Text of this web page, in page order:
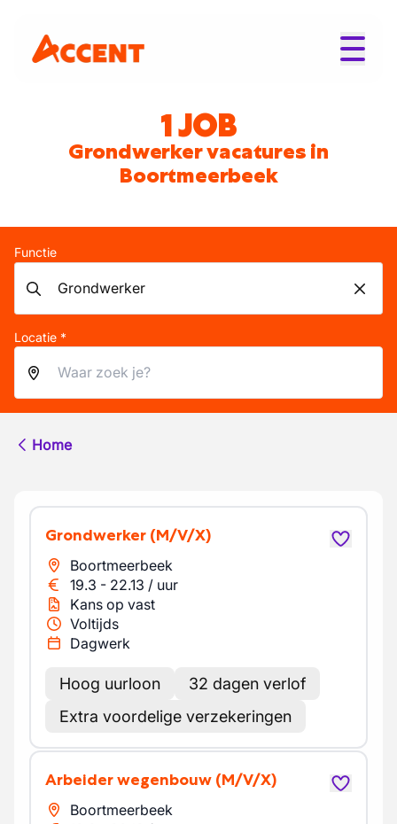
1 JOB
Grondwerker vacatures in
Boortmeerbeek
Functie
Locatie *
Home
Grondwerker (M/V/X)
Boortmeerbeek
19.3 - 22.13 / uur
Kans op vast
Voltijds
Dagwerk
Hoog uurloon
32 dagen verlof
Extra voordelige verzekeringen
Arbeider wegenbouw (M/V/X)
Boortmeerbeek